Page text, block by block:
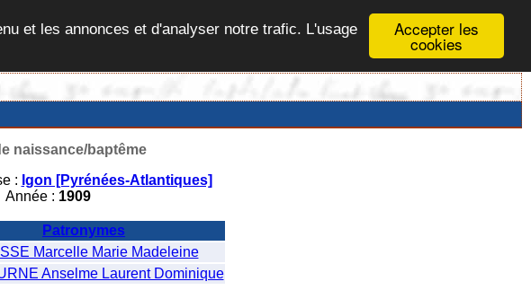
Accepter les
cookies
et les annonces et d'analyser notre trafic. L'usage
naissance/baptême
: Igon [Pyrénées-Atlantiques]
Année : 1909
Patronymes
Marcelle Marie Madeleine
Anselme Laurent Dominique